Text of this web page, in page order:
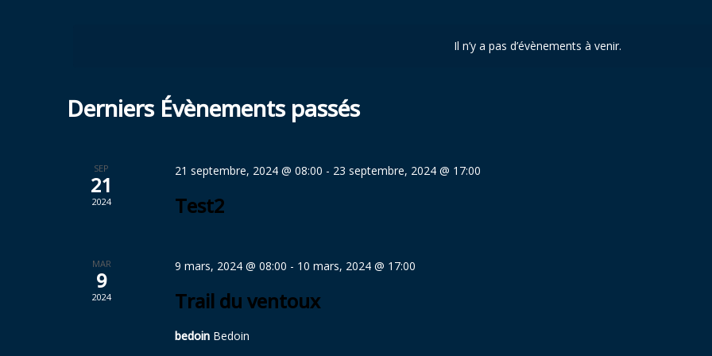
Il n’y a pas d’évènements à venir.
Derniers Évènements passés
SEP
21
2024
21 septembre, 2024 @ 08:00 - 23 septembre, 2024 @ 17:00
Test2
MAR
9
2024
9 mars, 2024 @ 08:00 - 10 mars, 2024 @ 17:00
Trail du ventoux
bedoin Bedoin